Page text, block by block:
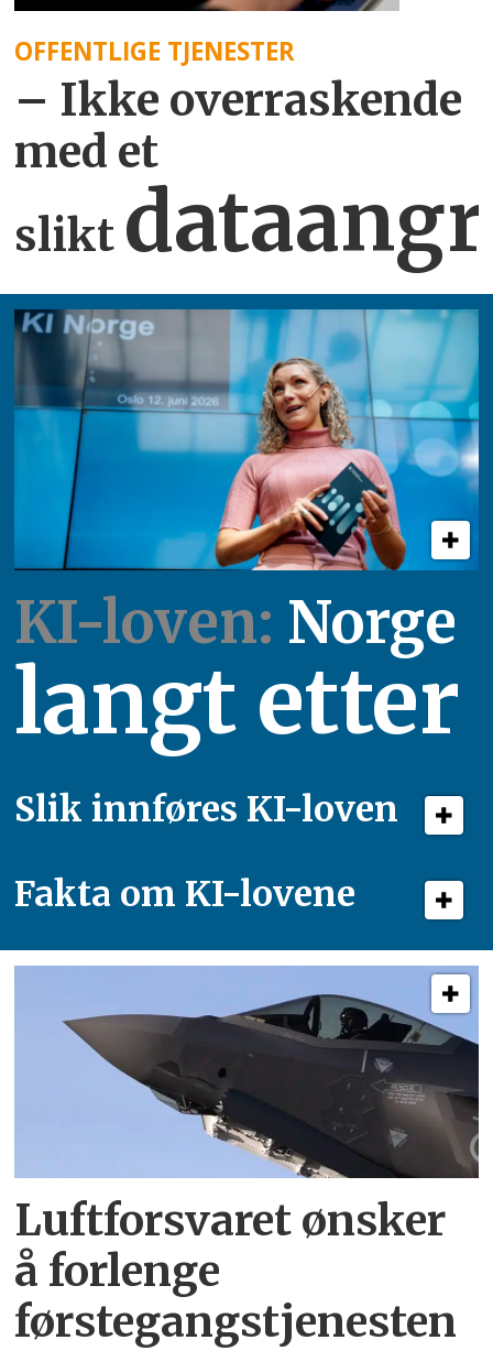
OFFENTLIGE TJENESTER
– Ikke overraskende
med et
slikt
KI-loven: Norge
langt etter
Slik innføres KI-loven
Fakta om KI-lovene
Luftforsvaret ønsker
å forlenge
førstegangstjenesten